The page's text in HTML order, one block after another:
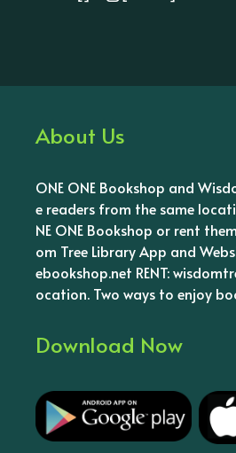
About Us
ONE ONE Bookshop and
e readers from the same
NE ONE Bookshop or rent
om Tree Library App and
ebookshop.net RENT:
ocation. Two ways to enjoy
Download Now